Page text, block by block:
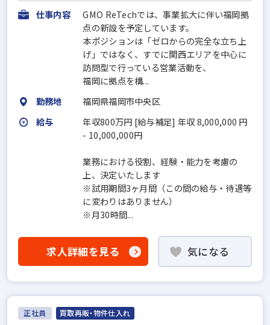
仕事内容
GMO ReTechでは、事業拡大に伴い福岡拠
点の新設を予定しています。
本ポジションは「ゼロからの完全な立ち上
げ」ではなく、すでに関西エリアを中心に
訪問型で行っている営業活動を、
福岡に拠点を構...
勤務地
福岡県福岡市中央区
給与
年収800万円 [給与補足] 年収 8,000,000 円
- 10,000,000円
業務における役割、経験・能力を考慮の
上、決定いたします
※試用期間3ヶ月間（この間の給与・待遇等
に変わりはありません）
※月30時間...
求人詳細を見る 気になる
正社員 買取再販・物件仕入れ